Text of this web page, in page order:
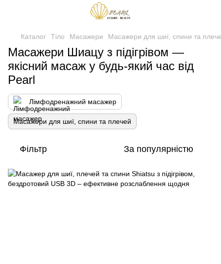
Каталог Тіло Масажери Масажери для шиї, спини та
Масажери Шиацу з підігрівом —
якісний масаж у будь-який час від
Pearl
Лімфодренажний масажер
Масажери для шиї, спини та плечей
Фільтр За популярністю